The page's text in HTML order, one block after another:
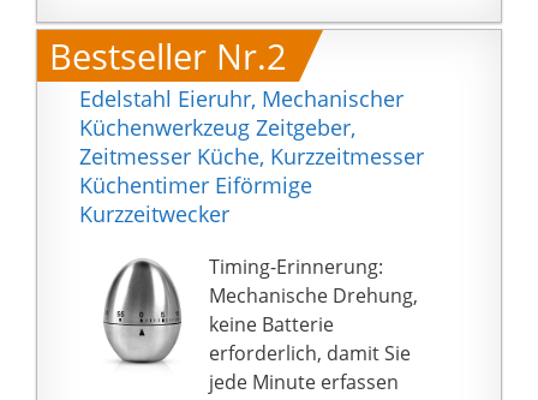
maximal 60 Minuten
einstellbar, bitte erst
Einstellring einmal ganz
nach links drehen und
dann die Zeit einstellen
Design: Der Timer hat
ein modernes Design
aus
gummibeschichteten
Kunststoff in Form von
einer Eule
Bestseller Nr.2
Edelstahl Eieruhr, Mechanischer
Küchenwerkzeug Zeitgeber,
Zeitmesser Küche, Kurzzeitmesser
Küchentimer Eiförmige
Kurzzeitwecker
Timing-Erinnerung:
Mechanische Drehung,
keine Batterie
erforderlich, damit Sie
jede Minute erfassen